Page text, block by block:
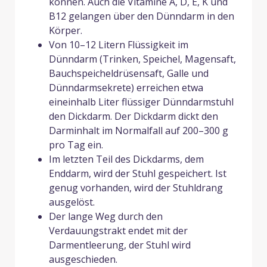
B12 gelangen über den Dünndarm in den
Körper.
Von 10–12 Litern Flüssigkeit im
Dünndarm (Trinken, Speichel, Magensaft,
Bauchspeicheldrüsensaft, Galle und
Dünndarmsekrete) erreichen etwa
eineinhalb Liter flüssiger Dünndarmstuhl
den Dickdarm. Der Dickdarm dickt den
Darminhalt im Normalfall auf 200–300 g
pro Tag ein.
Im letzten Teil des Dickdarms, dem
Enddarm, wird der Stuhl gespeichert. Ist
genug vorhanden, wird der Stuhldrang
ausgelöst.
Der lange Weg durch den
Verdauungstrakt endet mit der
Darmentleerung, der Stuhl wird
ausgeschieden.